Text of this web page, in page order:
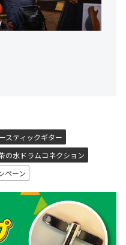
スティックギター
の水ドラムコネクション
ペーン